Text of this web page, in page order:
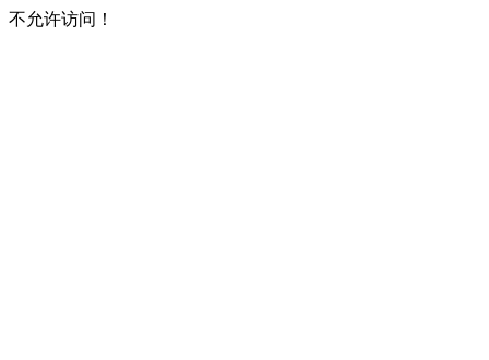
不允许访问！